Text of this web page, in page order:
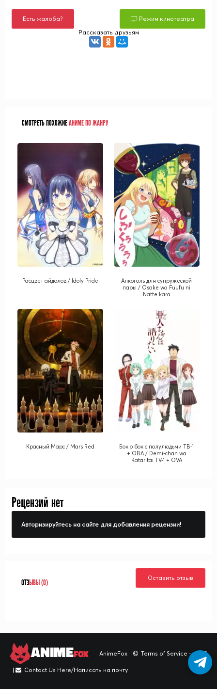
Есть жалоба?
Режим кинотеатра
Рассказать друзьям
СМОТРЕТЬ ПОХОЖИЕАНИМЕ ПО ЖАНРУ
Расцвет айдолов / Idoly Pride
Алкоголь для супружеской
пары / Osake wa Fuufu ni
Natte kara
Красный Марс / Mars Red
Бок о бок с полулюдьми ТВ-1
+ ОВА / Demi-chan wa
Kataritai TV-1 + OVA
Рецензий нет
Авторизируйтесь на сайте для добавления рецензии!
ОТЗЫВЫ (0)
Оставить отзыв
ANIMEFOX AnimeFox | Terms of Service -> TOS
| Contact Us Here/Написать на почту